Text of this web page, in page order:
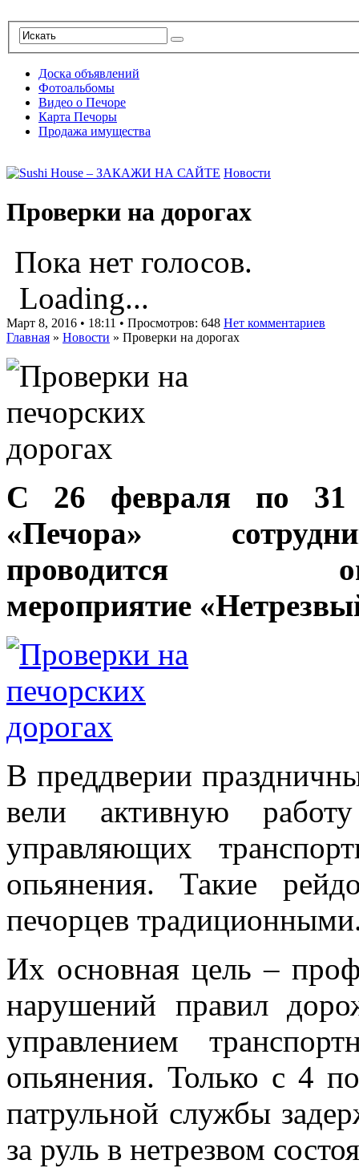
Доска объявлений
Фотоальбомы
Видео о Печоре
Карта Печоры
Продажа имущества
Новости
Проверки на дорогах
Пока нет голосов.
Loading...
Март 8, 2016 • 18:11 • Просмотров: 648 Нет комментариев
Главная » Новости » Проверки на дорогах
С 26 февраля по 31
«Печора»
проводится
мероприятие
В преддверии
вели активную
управляющих
опьянения. Такие
печорцев
Их основная цель –
нарушений правил
управлением
опьянения. Только с 4
патрульной службы
за руль в нетрезвом